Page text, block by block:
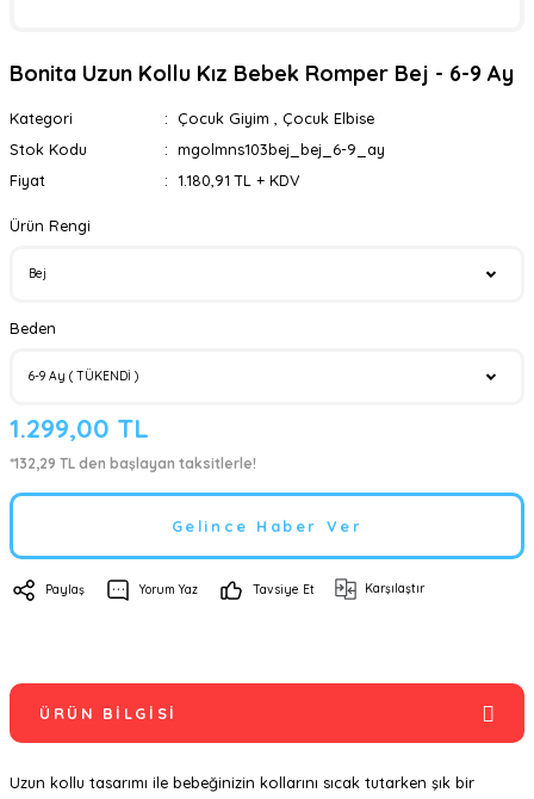
Bonita Uzun Kollu Kız Bebek Romper Bej - 6-9 Ay
Kategori Çocuk Giyim
Çocuk Elbise
Stok Kodu
mgolmns103bej_bej_6-9_ay
Fiyat
1.180,91 TL + KDV
Ürün Rengi
Beden
1.299,00 TL
*132,29 TL den başlayan taksitlerle!
Gelince Haber Ver
Paylaş Yorum Yaz Tavsiye Et Karşılaştır
ÜRÜN BILGISI
Uzun kollu tasarımı ile bebeğinizin kollarını sıcak tutarken şık bir